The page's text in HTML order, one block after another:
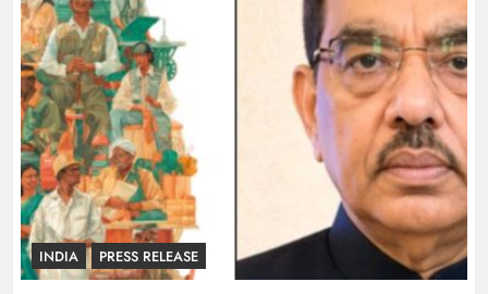
INDIA PRESS RELEASE